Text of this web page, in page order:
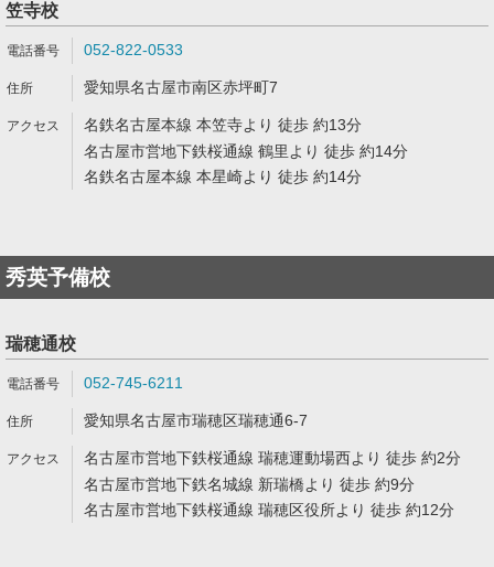
笠寺校
052-822-0533
愛知県名古屋市南区赤坪町7
名鉄名古屋本線 本笠寺より 徒歩 約13分
名古屋市営地下鉄桜通線 鶴里より 徒歩 約14分
名鉄名古屋本線 本星崎より 徒歩 約14分
秀英予備校
瑞穂通校
052-745-6211
愛知県名古屋市瑞穂区瑞穂通6-7
名古屋市営地下鉄桜通線 瑞穂運動場西より 徒歩 約2分
名古屋市営地下鉄名城線 新瑞橋より 徒歩 約9分
名古屋市営地下鉄桜通線 瑞穂区役所より 徒歩 約12分